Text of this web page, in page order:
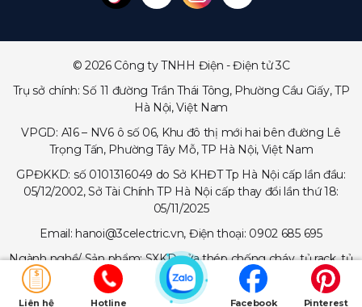
Liên hệ Hotline Facebook Pinterest
© 2026 Công ty TNHH Điện - Điện tử 3C
Trụ sở chính: Số 11 đường Trần Thái Tông, Phường Cầu Giấy, TP
Hà Nội, Việt Nam
VPGD: A16 – NV6 ô số 06, Khu đô thị mới hai bên đường Lê
Trọng Tấn, Phường Tây Mỗ, TP Hà Nội, Việt Nam
GPĐKKD: số 0101316049 do Sở KHĐT Tp Hà Nội cấp lần đầu:
05/12/2002, Sở Tài Chính TP Hà Nội cấp thay đổi lần thứ 18:
05/11/2025
Email: hanoi@3celectric.vn, Điện thoại: 0902 685 695
Ngành nghề/ Sản phẩm: SXKD cửa thép chống cháy, tủ rack, tủ
trạm viễn thông, tủ điện, thang cáp - máng cáp...